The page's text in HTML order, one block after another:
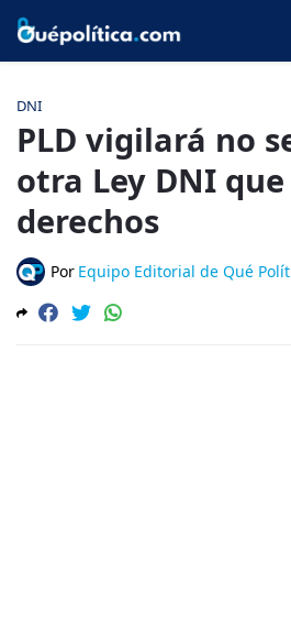
DNI
PLD vigilará no
otra Ley DNI
derechos
Por Equipo Editorial de Qué